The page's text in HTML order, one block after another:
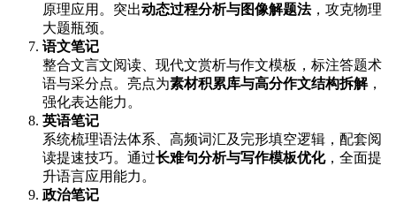
原理应用。突出动态过程分析与图像解题法，攻克物理
大题瓶颈。
语文笔记
整合文言文阅读、现代文赏析与作文模板，标注答题术
语与采分点。亮点为素材积累库与高分作文结构拆解，
强化表达能力。
英语笔记
系统梳理语法体系、高频词汇及完形填空逻辑，配套阅
读提速技巧。通过长难句分析与写作模板优化，全面提
升语言应用能力。
政治笔记